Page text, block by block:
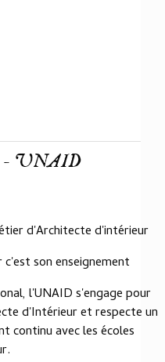
- UNAID
d'Architecte d'intérieur
son enseignement
l'UNAID s'engage pour
d'Intérieur et respecte un
continu avec les écoles